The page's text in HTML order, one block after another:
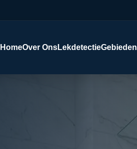
HomeOver OnsLekdetectieGebieden